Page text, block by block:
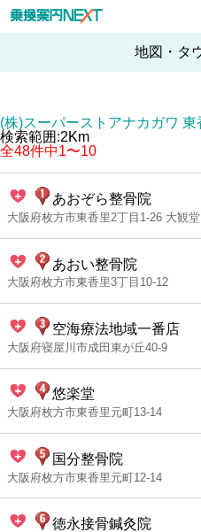
地図・タ
(株)スーパーストアナカガワ
検索範囲:2Km
全48件中1〜10
あおぞら整骨院
大阪府枚方市東香里2丁目1-26 大観
あおい整骨院
大阪府枚方市東香里3丁目10-12
空海療法地域一番店
大阪府寝屋川市成田東が丘40-9
悠楽堂
大阪府枚方市東香里元町13-14
国分整骨院
大阪府枚方市東香里元町12-14
徳永接骨鍼灸院